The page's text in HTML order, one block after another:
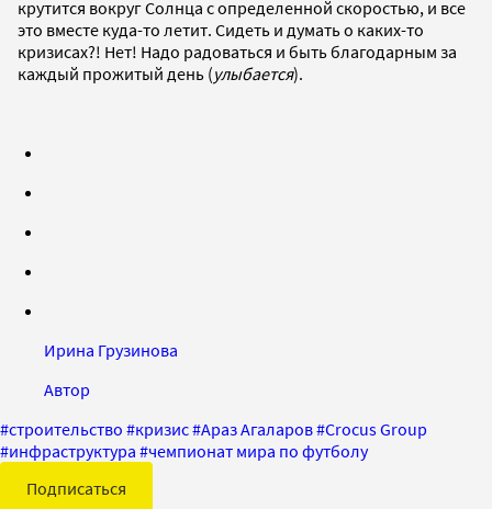
крутится вокруг Солнца с определенной скоростью, и все
это вместе куда-то летит. Сидеть и думать о каких-то
кризисах?! Нет! Надо радоваться и быть благодарным за
каждый прожитый день (улыбается).
Ирина Грузинова
Автор
#строительство #кризис#Араз Агаларов#Crocus Group
#инфраструктура #чемпионат мира по футболу
Подписаться